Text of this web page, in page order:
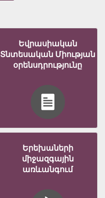
Եվրասիական
Տնտեսական Միության
օրենսդրությունը
Երեխաների
միջազգային
առևանգում